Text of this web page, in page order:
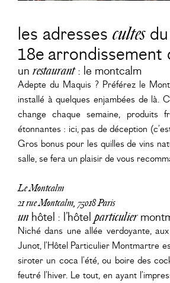
les adresses cultesdu
18e
un restaurant: le montcalm
Adepte du Maquis ? Préférez le
installé à quelques enjambées de là.
change chaque semaine, produits
étonnantes : ici, pas de déception
Gros bonus pour les quilles de vins
salle, se fera un plaisir de vous
Le Montcalm
21 rue Montcalm, 75018 Paris
un hôtel : l’hôtel particulier
Niché dans une allée verdoyante,
Junot, l’Hôtel Particulier Montmartre
siroter un coca l’été, ou boire des
feutré l’hiver. Le tout, en ayant